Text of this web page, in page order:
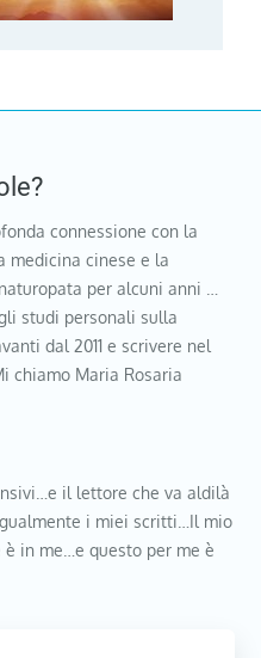
connessione con la
medicina cinese e la
per alcuni anni …
studi personali sulla
dal 2011 e scrivere nel
chiamo Maria Rosaria
il lettore che va aldilà
i miei scritti…Il mio
in me…e questo per me è